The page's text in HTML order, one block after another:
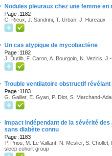
Nodules pleuraux chez une femme
Page :1182
C. Rieux, J. Sandrini, T. Urban, J. Hureaux
Un cas atypique de mycobactérie
Page :1182
J. Dutilh, F. Caron, A. Bourgoin, N. Veziris,
Trouble ventilatoire obstructif révélant
Page :1183
G. Gaillet, E. Gyan, P. Diot, S. Marchand-
Impact indépendant de la sévérité
sans diabète connu
Page :1183
P. Priou, M. Le Vaillant, N. Meslier, S.
sleep cohort group